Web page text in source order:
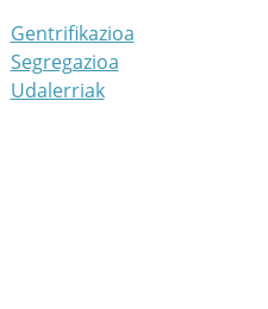
Gentrifikazioa
Segregazioa
Udalerriak